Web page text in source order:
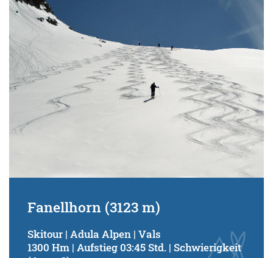
Fanellhorn (3123 m)
Skitour | Adula Alpen | Vals
1300 Hm | Aufstieg 03:45 Std. | Schwierigkeit